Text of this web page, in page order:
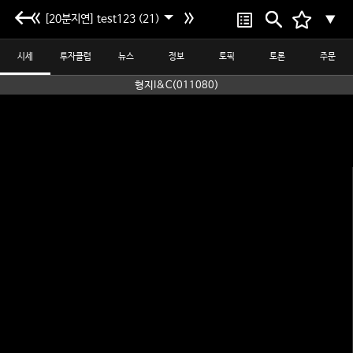
[20분지연] test123 (21) ▼
시세 투자클럽 뉴스 정보 토픽 토론 주문
형지I&C(011080)